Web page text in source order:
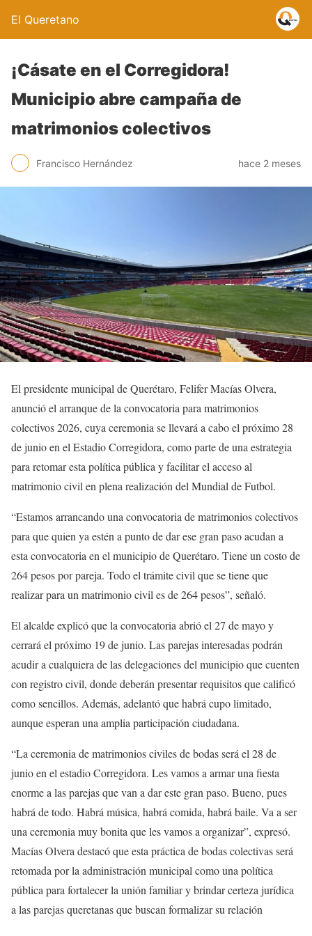
El Queretano
¡Cásate en el Corregidora!
Municipio abre campaña de
matrimonios colectivos
Francisco Hernández hace 2 meses
El presidente municipal de Querétaro, Felifer Macías Olvera,
anunció el arranque de la convocatoria para matrimonios
colectivos 2026, cuya ceremonia se llevará a cabo el próximo 28
de junio en el Estadio Corregidora, como parte de una estrategia
para retomar esta política pública y facilitar el acceso al
matrimonio civil en plena realización del Mundial de Futbol.
“Estamos arrancando una convocatoria de matrimonios colectivos
para que quien ya estén a punto de dar ese gran paso acudan a
esta convocatoria en el municipio de Querétaro. Tiene un costo de
264 pesos por pareja. Todo el trámite civil que se tiene que
realizar para un matrimonio civil es de 264 pesos”, señaló.
El alcalde explicó que la convocatoria abrió el 27 de mayo y
cerrará el próximo 19 de junio. Las parejas interesadas podrán
acudir a cualquiera de las delegaciones del municipio que cuenten
con registro civil, donde deberán presentar requisitos que calificó
como sencillos. Además, adelantó que habrá cupo limitado,
aunque esperan una amplia participación ciudadana.
“La ceremonia de matrimonios civiles de bodas será el 28 de
junio en el estadio Corregidora. Les vamos a armar una fiesta
enorme a las parejas que van a dar este gran paso. Bueno, pues
habrá de todo. Habrá música, habrá comida, habrá baile. Va a ser
una ceremonia muy bonita que les vamos a organizar”, expresó.
Macías Olvera destacó que esta práctica de bodas colectivas será
retomada por la administración municipal como una política
pública para fortalecer la unión familiar y brindar certeza jurídica
a las parejas queretanas que buscan formalizar su relación